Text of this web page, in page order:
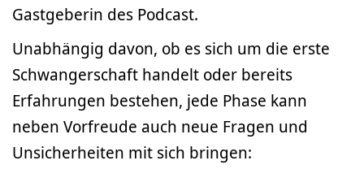
Gastgeberin des Podcast.
Unabhängig davon, ob es sich um die erste
Schwangerschaft handelt oder bereits
Erfahrungen bestehen, jede Phase kann
neben Vorfreude auch neue Fragen und
Unsicherheiten mit sich bringen: